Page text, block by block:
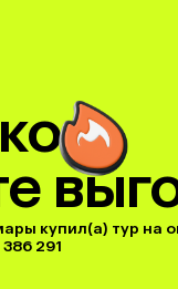
купил(a) тур на
291